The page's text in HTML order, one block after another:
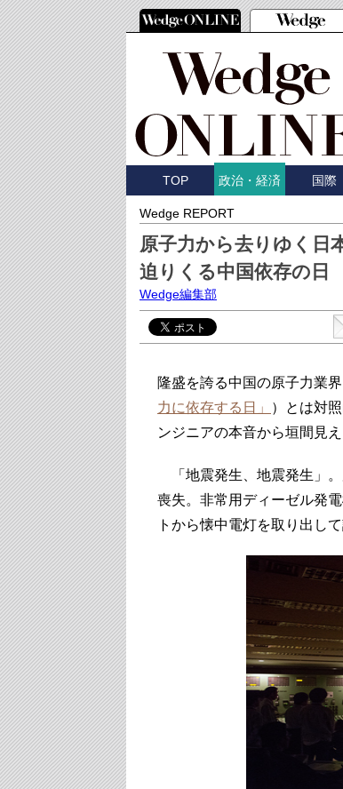
TOP 政治・経済 国際
Wedge REPORT
原子力から去りゆく日
迫りくる中国依存の日
Wedge編集部
隆盛を誇る中国の原子力業界
力に依存する日」
）とは対
ンジニアの本音から垣間見
「地震発生、地震発生」
喪失。非常用ディーゼル発
トから懐中電灯を取り出し